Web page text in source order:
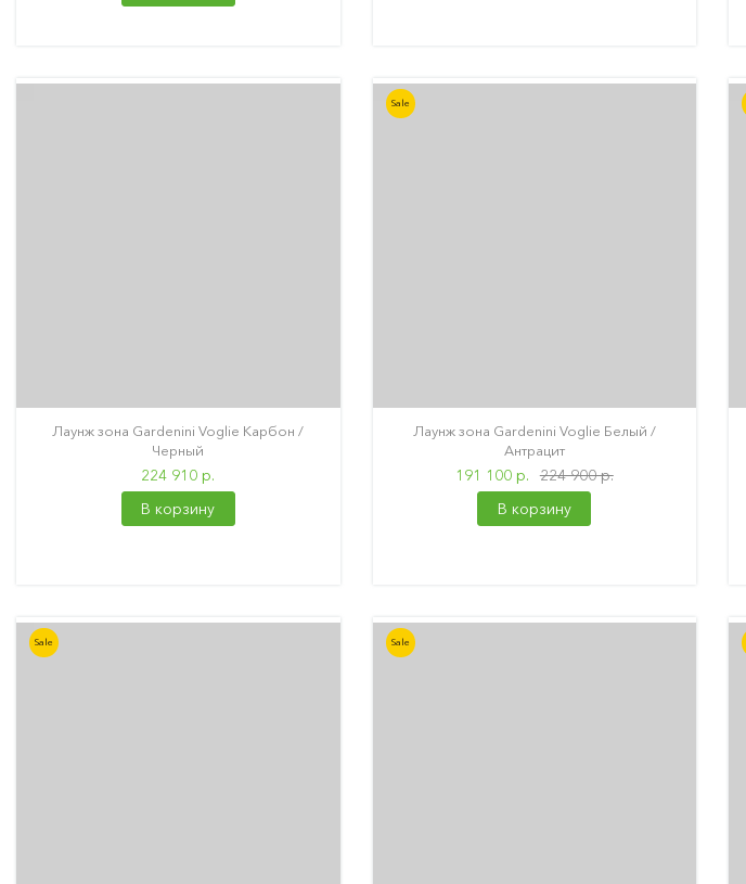
Лаунж зона Gardenini Voglie Карбон /
Черный
224 910 р.
В корзину
Sale
Лаунж зона Gardenini Voglie Белый /
Антрацит
191 100 р. 224 900 р.
В корзину
Sale Sale